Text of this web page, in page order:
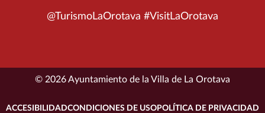
@TurismoLaOrotava #VisitLaOrotava
© 2026 Ayuntamiento de la Villa de La Orotava
ACCESIBILIDADCONDICIONES DE USO POLÍTICA DE PRIVACIDAD